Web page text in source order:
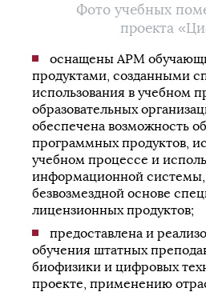
Фото учебных
проекта
оснащены АРМ
продуктами, созданными
использования в учебном
образовательных
обеспечена возможность
программных продуктов,
учебном процессе и
информационной системы,
безвозмездной основе
лицензионных продуктов;
предоставлена и
обучения штатных
биофизики и цифровых
проекте, применению